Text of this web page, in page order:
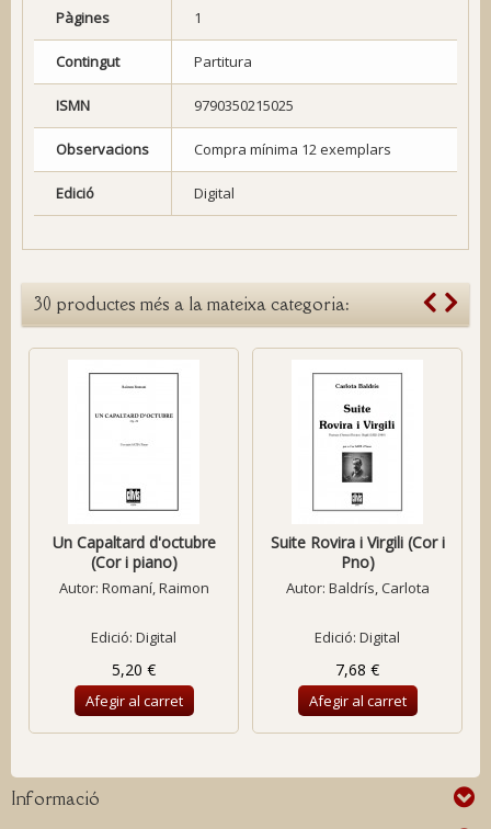
Pàgines 1
Contingut Partitura
ISMN 9790350215025
Observacions Compra mínima 12 exemplars
Edició Digital
30 productes més a la mateixa categoria:
Un Capaltard d'octubre
(Cor i piano)
Autor: Romaní, Raimon
Edició: Digital
5,20 €
Afegir al carret
Suite Rovira i Virgili (Cor i
Pno)
Autor: Baldrís, Carlota
Edició: Digital
7,68 €
Afegir al carret
Informació